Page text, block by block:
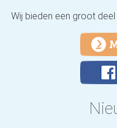
Wij bieden een groot